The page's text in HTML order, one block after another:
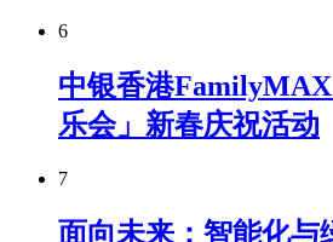
6
中银香港
乐会」新春庆祝活动
7
面向未来：智能化与